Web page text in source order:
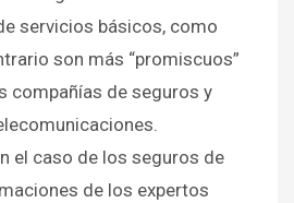
servicios básicos, como
son más “promiscuos”
compañías de seguros y
el caso de los seguros de
de los expertos